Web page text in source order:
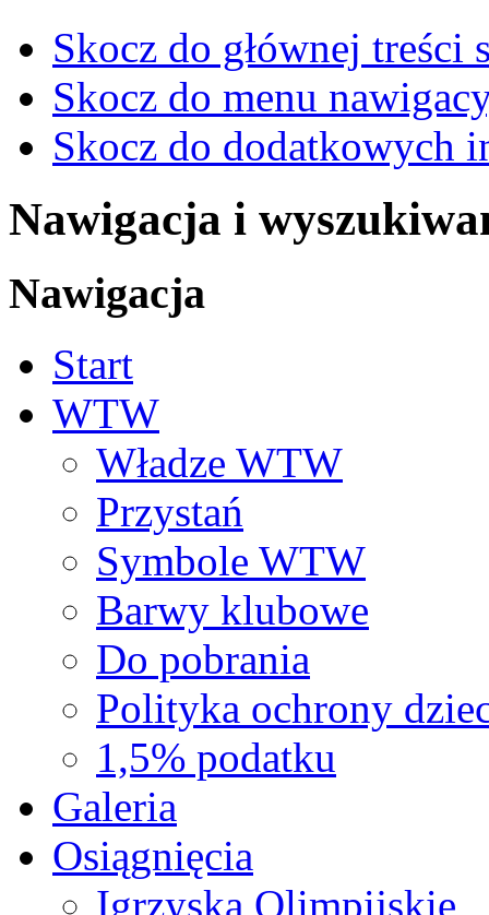
Skocz do głównej treści
Skocz do menu
Skocz do dodatkowych
Nawigacja i
Nawigacja
Start
WTW
Władze WTW
Przystań
Symbole WTW
Barwy klubowe
Do pobrania
Polityka ochrony
1,5% podatku
Galeria
Osiągnięcia
Igrzyska Olimpijskie